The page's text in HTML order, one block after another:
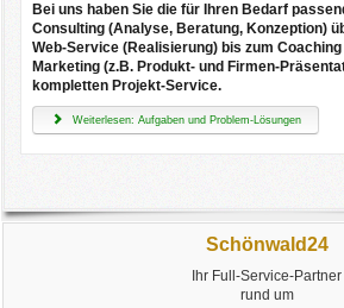
Bei uns haben Sie die für Ihren Bedarf
Consulting (Analyse, Beratung, Konzeption)
Web-Service (Realisierung) bis zum Coaching
Marketing (z.B. Produkt- und Firmen-
kompletten Projekt-Service.
Weiterlesen: Aufgaben und Problem-Lösungen
Schönwald24
Ihr Full-Service-Partner
rund um